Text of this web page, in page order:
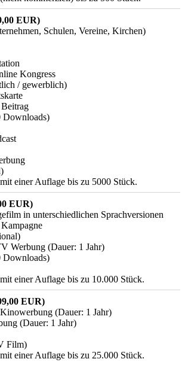
EUR)
Schulen, Vereine, Kirchen)
Kongress
/ gewerblich)
Downloads)
einer Auflage bis zu 5000 Stück.
EUR)
in unterschiedlichen Sprachversionen
Werbung (Dauer: 1 Jahr)
Downloads)
einer Auflage bis zu 10.000 Stück.
EUR)
(Dauer: 1 Jahr)
(Dauer: 1 Jahr)
Film)
einer Auflage bis zu 25.000 Stück.